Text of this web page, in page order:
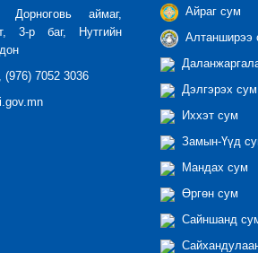
аймаг,
3-р баг, Нутгийн
(976) 7052 3036
Айраг сум
Алтанширээ
Дэлгэрэх сум
Иххэт сум
Замын-Үүд
Мандах сум
Өргөн сум
Сайншанд